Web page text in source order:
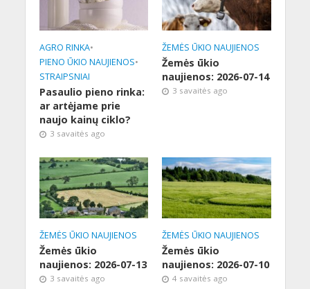
AGRO RINKA•
PIENO ŪKIO NAUJIENOS•
STRAIPSNIAI
Pasaulio pieno rinka:
ar artėjame prie
naujo kainų ciklo?
3 savaitės ago
ŽEMĖS ŪKIO NAUJIENOS
Žemės ūkio
naujienos: 2026-07-14
3 savaitės ago
ŽEMĖS ŪKIO NAUJIENOS
Žemės ūkio
naujienos: 2026-07-13
3 savaitės ago
ŽEMĖS ŪKIO NAUJIENOS
Žemės ūkio
naujienos: 2026-07-10
4 savaitės ago